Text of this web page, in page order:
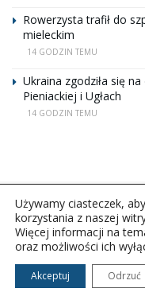
Rowerzysta trafił do
mieleckim
14 GODZIN TEMU
Ukraina zgodziła się
Pieniackiej i Ugłach
14 GODZIN TEMU
Copyright © 2026Polskie
Wszelkie prawa
Używamy ciasteczek,
korzystania z naszej
Więcej informacji na
oraz możliwości ich
Akceptuj Odrzuć